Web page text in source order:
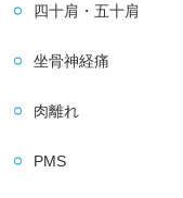
四十肩・五十肩
坐骨神経痛
肉離れ
PMS